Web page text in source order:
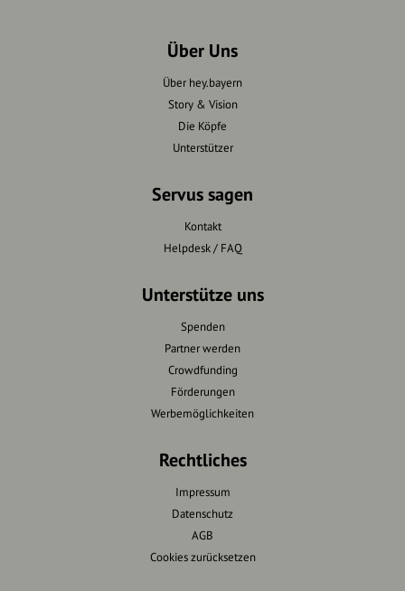
Über Uns
Über hey.bayern
Story & Vision
Die Köpfe
Unterstützer
Servus sagen
Kontakt
Helpdesk / FAQ
Unterstütze uns
Spenden
Partner werden
Crowdfunding
Förderungen
Werbemöglichkeiten
Rechtliches
Impressum
Datenschutz
AGB
Cookies zurücksetzen